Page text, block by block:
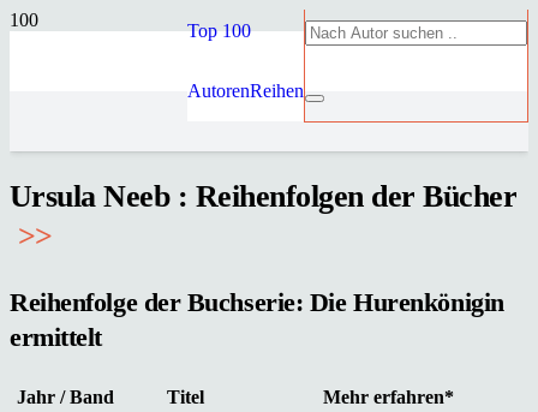
Top 100
AutorenReihen
Ursula Neeb : Reihenfolgen der Bücher
>>
Reihenfolge der Buchserie: Die Hurenkönigin
ermittelt
Jahr / Band Titel
Mehr erfahren*